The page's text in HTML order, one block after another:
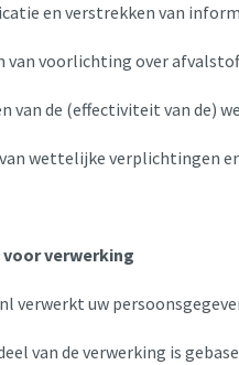
en verstrekken van
van voorlichting over
van de (effectiviteit van de)
wettelijke verplichtingen
voorverwerking
verwerkt uw
van de verwerking is